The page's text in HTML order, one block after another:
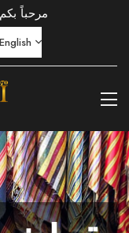
مرحباً
English